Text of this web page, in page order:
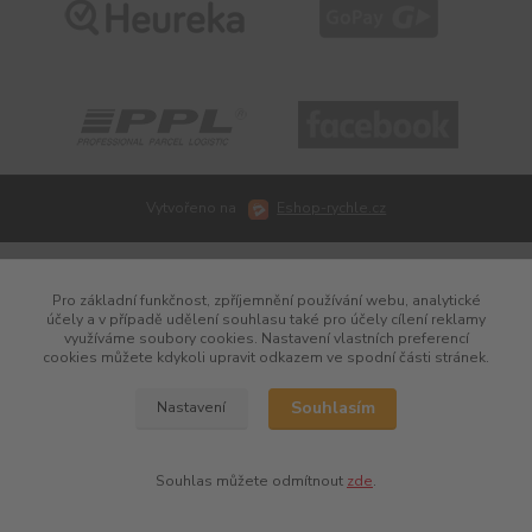
Pro základní funkčnost, zpříjemnění používání webu, analytické
účely a v případě udělení souhlasu také pro účely cílení reklamy
využíváme soubory cookies. Nastavení vlastních preferencí
cookies můžete kdykoli upravit odkazem ve spodní části stránek.
Nastavení Souhlasím
Souhlas můžete odmítnout zde.